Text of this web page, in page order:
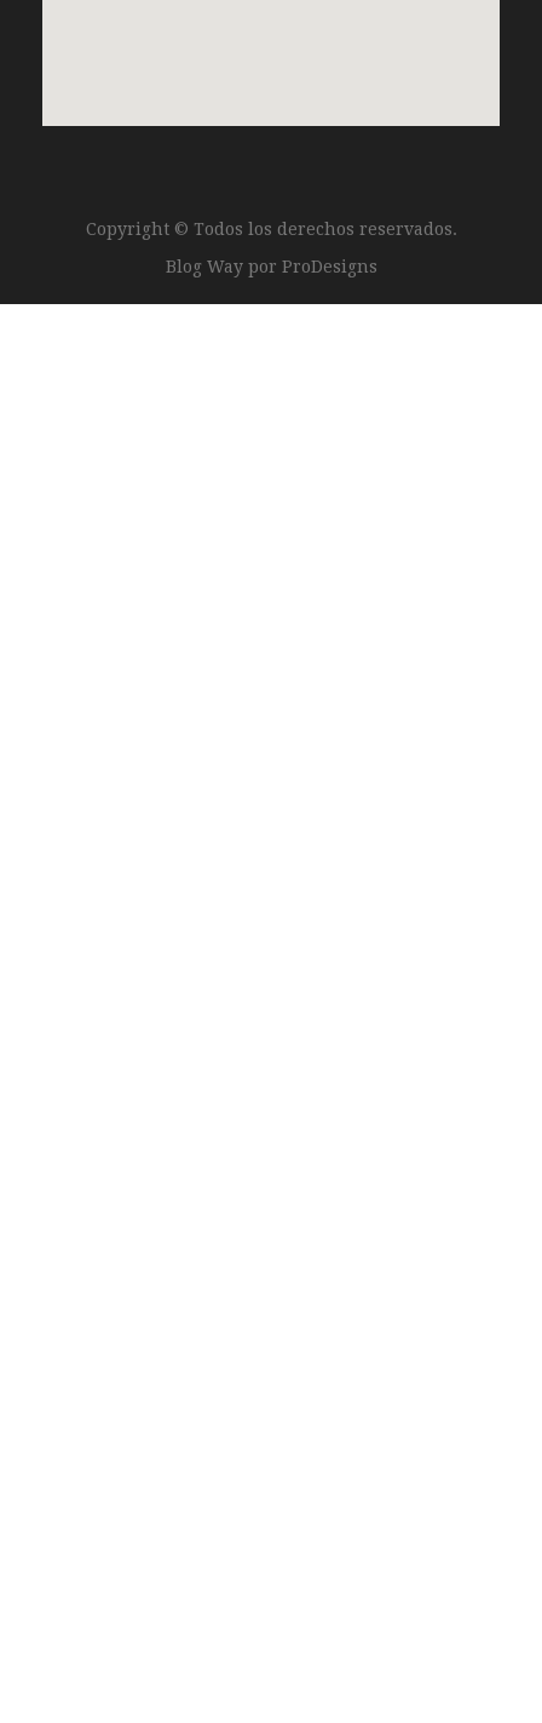
Copyright © Todos los derechos reservados.
Blog Way por ProDesigns